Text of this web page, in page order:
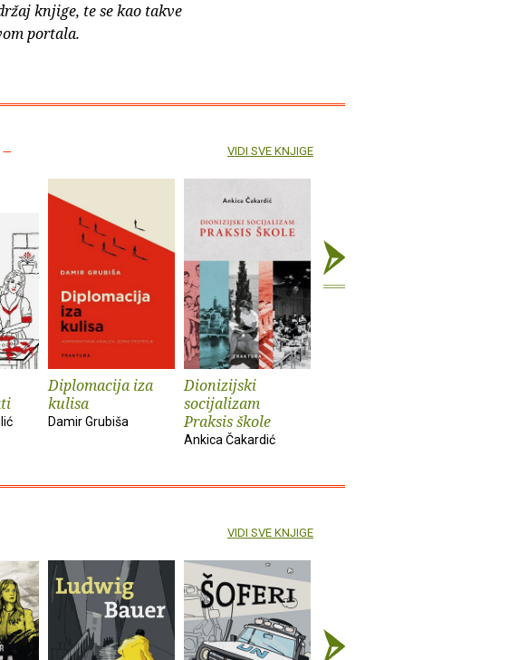
knjige, te se kao takve
portala.
–
Diplomacija iza
kulisa
Damir Grubiša
Dionizijski
socijalizam
Praksis škole
Ankica Čakardić
VIDI SVE KNJIGE
VIDI SVE KNJIGE